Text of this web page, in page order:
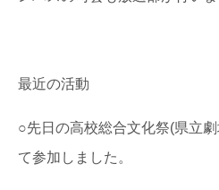
最近の活動
○先日の高校総合文化祭(県立
て参加しました。